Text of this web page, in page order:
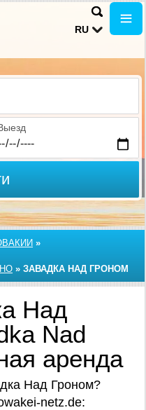
RU
»
» ЗАВАДКА НАД ГРОНОМ
Над
Nad
аренда
Над Гроном?
netz.de: